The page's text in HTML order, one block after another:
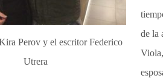
Perov y el escritor Federico
Utrera
de la